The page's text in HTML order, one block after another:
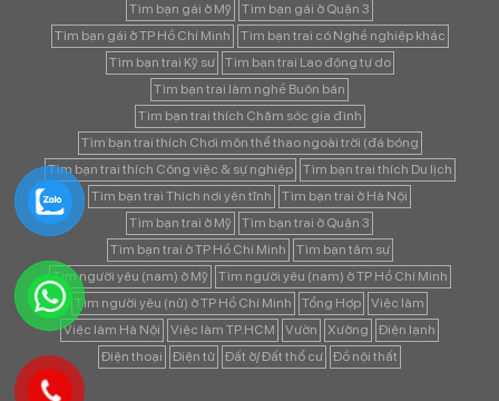
Tìm bạn gái ở Mỹ
Tìm bạn gái ở Quận 3
Tìm bạn gái ở TP Hồ Chí Minh
Tìm bạn trai có Nghề nghiệp khác
Tìm bạn trai Kỹ sư
Tìm bạn trai Lao động tự do
Tìm bạn trai làm nghề Buôn bán
Tìm bạn trai thích Chăm sóc gia đình
Tìm bạn trai thích Chơi môn thể thao ngoài trời (đá bóng
Tìm bạn trai thích Công việc & sự nghiệp
Tìm bạn trai thích Du lịch
Tìm bạn trai Thích nơi yên tĩnh
Tìm bạn trai ở Hà Nội
Tìm bạn trai ở Mỹ
Tìm bạn trai ở Quận 3
Tìm bạn trai ở TP Hồ Chí Minh
Tìm bạn tâm sự
Tìm người yêu (nam) ở Mỹ
Tìm người yêu (nam) ở TP Hồ Chí Minh
Tìm người yêu (nữ) ở TP Hồ Chí Minh
Tổng Hợp
Việc làm
Việc làm Hà Nội
Việc làm TP.HCM Vườn Xưởng
Điện lạnh
Điện thoại
Điện tử Đất ở/ Đất thổ cư Đồ nội thất